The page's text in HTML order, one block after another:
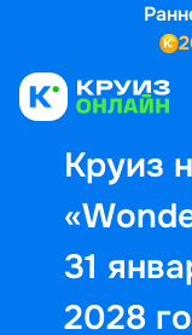
Круиз
31
2028